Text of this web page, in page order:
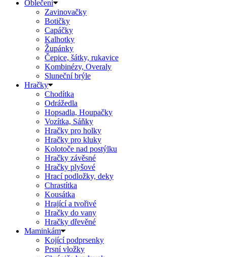
Oblečení
Zavinovačky
Botičky
Capáčky
Kalhotky
Župánky
Čepice, šátky, rukavice
Kombinézy, Overaly
Sluneční brýle
Hračky
Chodítka
Odrážedla
Hopsadla, Houpačky
Vozítka, Sáňky
Hračky pro holky
Hračky pro kluky
Kolotoče nad postýlku
Hračky závěsné
Hračky plyšové
Hrací podložky, deky
Chrastítka
Kousátka
Hrající a tvořivé
Hračky do vany
Hračky dřevěné
Maminkám
Kojící podprsenky
Prsní vložky